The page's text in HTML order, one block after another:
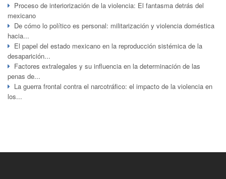
Proceso de interiorización de la violencia: El fantasma detrás del
mexicano
De cómo lo político es personal: militarización y violencia doméstica
hacia...
El papel del estado mexicano en la reproducción sistémica de la
desaparición...
Factores extralegales y su influencia en la determinación de las
penas de...
La guerra frontal contra el narcotráfico: el impacto de la violencia en
los...